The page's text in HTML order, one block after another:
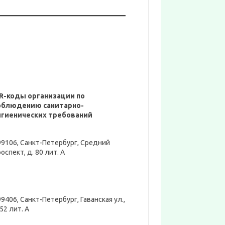
коды организации по
санитарно-
требований
Санкт-Петербург, Средний
д. 80 лит. А
Санкт-Петербург, Гаванская ул.,
лит. А